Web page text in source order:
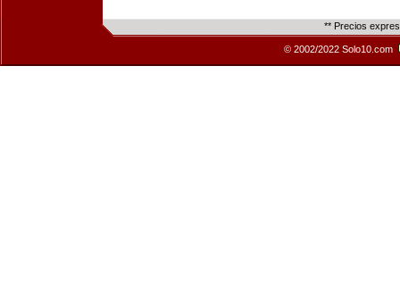
** Precios
© 2002/2022 Solo10.com